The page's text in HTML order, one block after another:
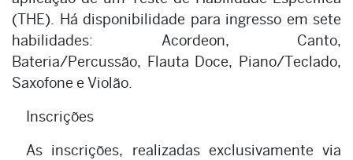
(THE). Há disponibilidade para ingresso em sete
habilidades: Acordeon, Canto,
Bateria/Percussão, Flauta Doce, Piano/Teclado,
Saxofone e Violão.
Inscrições
As inscrições, realizadas exclusivamente via